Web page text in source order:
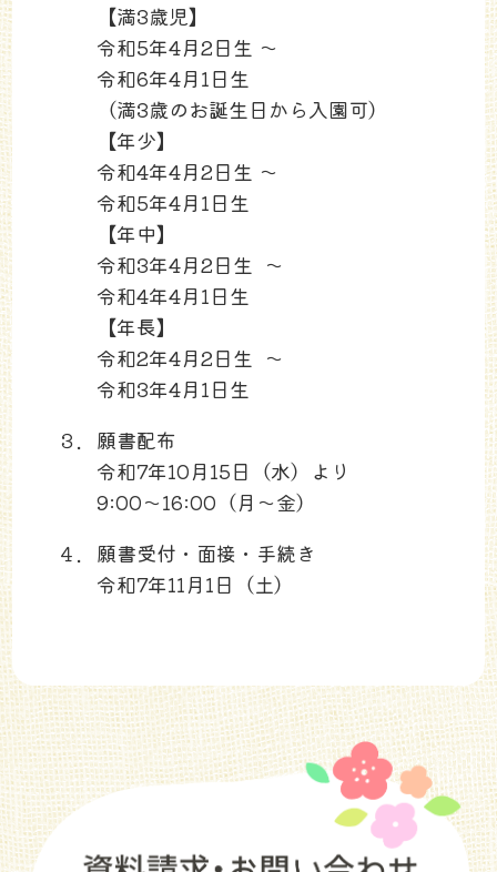
【満3歳児】
令和5年4月2日生 ～
令和6年4月1日生
（満3歳のお誕生日から入園可）
【年少】
令和4年4月2日生 ～
令和5年4月1日生
【年中】
令和3年4月2日生 ～
令和4年4月1日生
【年長】
令和2年4月2日生 ～
令和3年4月1日生
３． 願書配布
令和7年10月15日（水）より
9:00～16:00（月～金）
４． 願書受付・面接・手続き
令和7年11月1日（土）